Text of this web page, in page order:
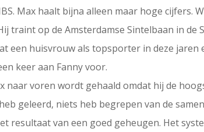
Max haalt bijna alleen maar hoge cijfers.
traint op de Amsterdamse Sintelbaan in de
een huisvrouw als topsporter in deze
keer aan Fanny voor.
naar voren wordt gehaald omdat hij de
geleerd, niets heb begrepen van de
resultaat van een goed geheugen. Het